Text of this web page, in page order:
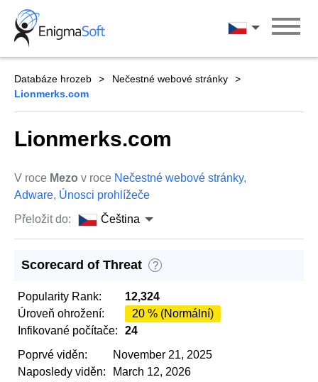
Skip
content
Čeština
Databáze hrozeb
Nečestné webové stránky
Lionmerks.com
Lionmerks.com
V roce Mezo v roce Nečestné webové stránky,
Adware, Únosci prohlížeče
Přeložit do:
Čeština
Scorecard of Threat ?
Popularity Rank:
12,324
Úroveň ohrožení:
20 % (Normální)
Infikované počítače:
24
Poprvé viděn:
November 21, 2025
Naposledy viděn:
March 12, 2026